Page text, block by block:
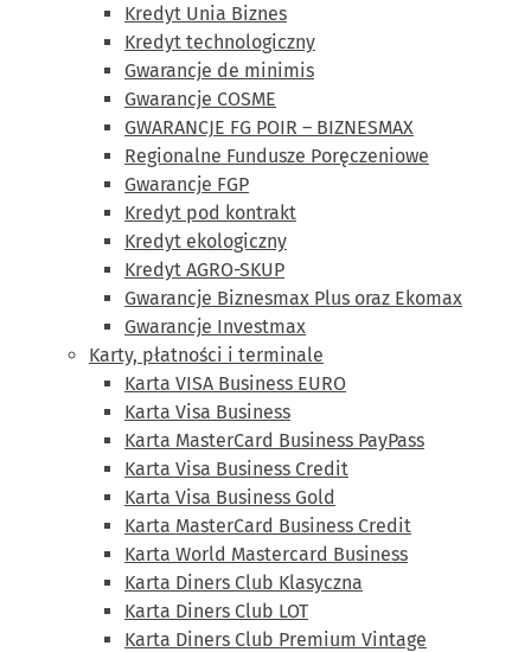
Kredyt Unia Biznes
Kredyt technologiczny
Gwarancje de minimis
Gwarancje COSME
GWARANCJE FG POIR – BIZNESMAX
Regionalne Fundusze Poręczeniowe
Gwarancje FGP
Kredyt pod kontrakt
Kredyt ekologiczny
Kredyt AGRO-SKUP
Gwarancje Biznesmax Plus oraz Ekomax
Gwarancje Investmax
Karty, płatności i terminale
Karta VISA Business EURO
Karta Visa Business
Karta MasterCard Business PayPass
Karta Visa Business Credit
Karta Visa Business Gold
Karta MasterCard Business Credit
Karta World Mastercard Business
Karta Diners Club Klasyczna
Karta Diners Club LOT
Karta Diners Club Premium Vintage